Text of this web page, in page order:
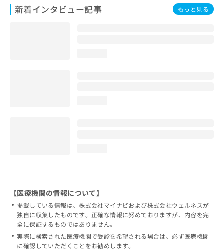
新着インタビュー記事 もっと見る
【医療機関の情報について】
掲載している情報は、株式会社マイナビおよび株式会社ウェルネスが
独自に収集したものです。正確な情報に努めておりますが、内容を完
全に保証するものではありません。
実際に検索された医療機関で受診を希望される場合は、必ず医療機関
に確認していただくことをお勧めします。